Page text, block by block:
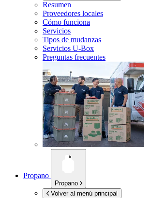
Resumen
Proveedores locales
Cómo funciona
Servicios
Tipos de mudanzas
Servicios U-Box
Preguntas frecuentes
Propano
Propano
Volver al menú principal